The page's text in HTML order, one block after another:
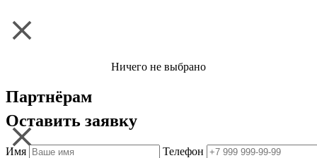
Ничего не выбрано
Оставить заявку
Имя Телефон
Партнёрам